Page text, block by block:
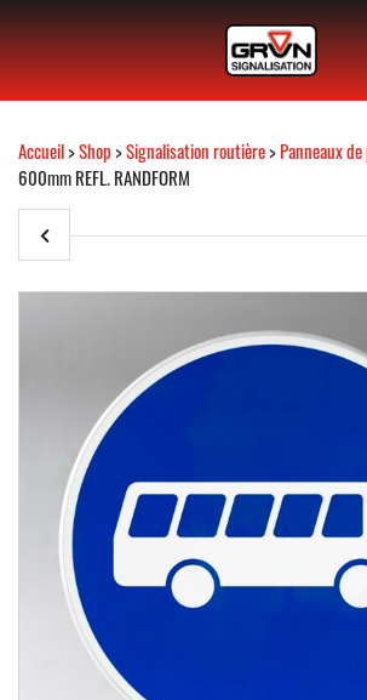
Accueil>Shop>Signalisation routière>Panneaux
600mm REFL. RANDFORM